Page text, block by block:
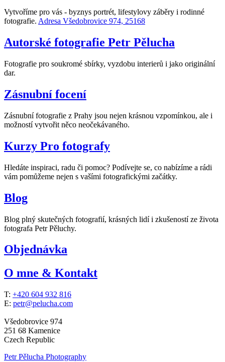
Vytvoříme pro vás - byznys portrét, lifestylovy záběry i rodinné
fotografie. Adresa Všedobrovice 974, 25168
Autorské fotografie Petr Pělucha
Fotografie pro soukromé sbírky, vyzdobu interierů i jako originální
dar.
Zásnubní focení
Zásnubní fotografie z Prahy jsou nejen krásnou vzpomínkou, ale i
možností vytvořit něco neočekávaného.
Kurzy Pro fotografy
Hledáte inspiraci, radu či pomoc? Podívejte se, co nabízíme a rádi
vám pomůžeme nejen s vašími fotografickými začátky.
Blog
Blog plný skutečných fotografií, krásných lidí i zkušeností ze života
fotografa Petr Pěluchy.
Objednávka
O mne & Kontakt
T: +420 604 932 816
E: petr@pelucha.com
Všedobrovice 974
251 68 Kamenice
Czech Republic
Petr Pělucha Photography